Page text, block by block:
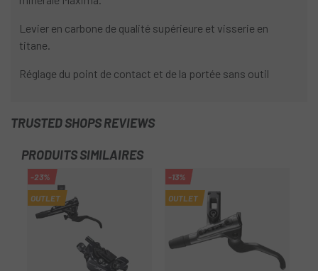
Levier en carbone de qualité supérieure et visserie en
titane.
Réglage du point de contact et de la portée sans outil
TRUSTED SHOPS REVIEWS
PRODUITS SIMILAIRES
-23%
OUTLET
-13%
OUTLET